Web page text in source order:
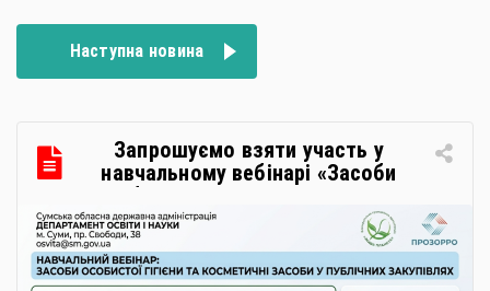
Наступна новина
Запрошуємо взяти участь у
навчальному вебінарі «Засоби
особистої гігієни та косметичні
засоби у публічних закупівлях: як
сформувати вимоги та обрати
безпечну і якісну продукцію»